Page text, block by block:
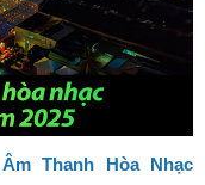
Thanh Hòa Nhạc